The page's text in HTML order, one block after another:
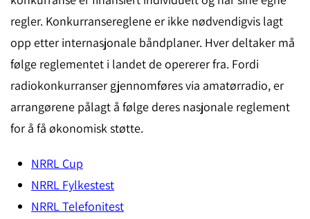
regler. Konkurransereglene er ikke nødvendigvis lagt
opp etter internasjonale båndplaner. Hver deltaker må
følge reglementet i landet de opererer fra. Fordi
radiokonkurranser gjennomføres via amatørradio, er
arrangørene pålagt å følge deres nasjonale reglement
for å få økonomisk støtte.
NRRL Cup
NRRL Fylkestest
NRRL Telefonitest